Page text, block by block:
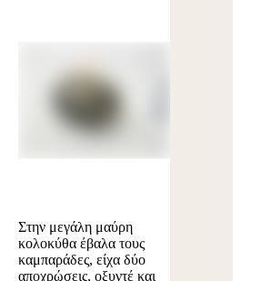
Στην μεγάλη μαύρη
κολοκύθα έβαλα τους
καμπαράδες, είχα δύο
αποχρώσεις, οξυντέ και